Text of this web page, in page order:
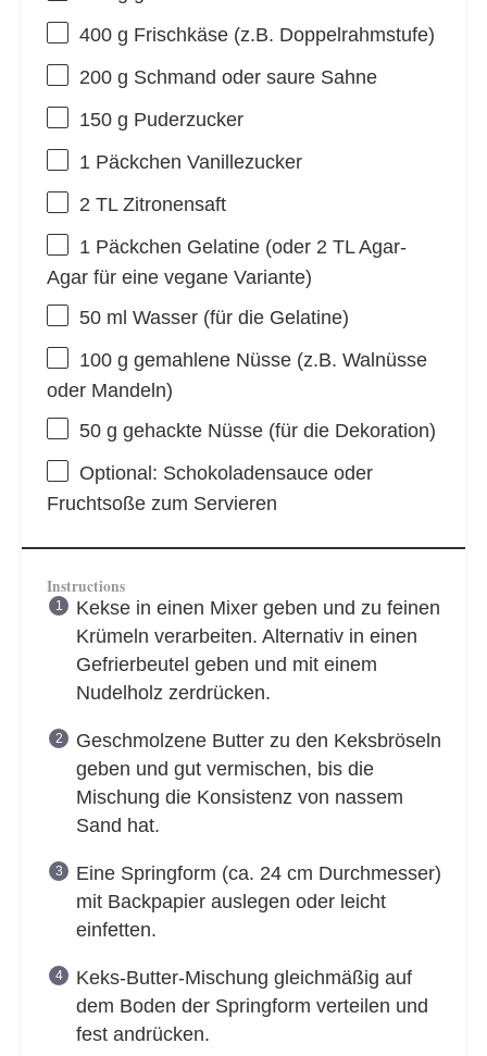
400 g Frischkäse (z.B. Doppelrahmstufe)
200 g Schmand oder saure Sahne
150 g Puderzucker
1Päckchen Vanillezucker
2 TL Zitronensaft
1Päckchen Gelatine (oder 2 TL Agar-
Agar für eine vegane Variante)
50ml Wasser (für die Gelatine)
100 g gemahlene Nüsse (z.B. Walnüsse
oder Mandeln)
50 g gehackte Nüsse (für die Dekoration)
Optional: Schokoladensauce oder
Fruchtsoße zum Servieren
Instructions
Kekse in einen Mixer geben und zu feinen
Krümeln verarbeiten. Alternativ in einen
Gefrierbeutel geben und mit einem
Nudelholz zerdrücken.
Geschmolzene Butter zu den Keksbröseln
geben und gut vermischen, bis die
Mischung die Konsistenz von nassem
Sand hat.
Eine Springform (ca. 24 cm Durchmesser)
mit Backpapier auslegen oder leicht
einfetten.
Keks-Butter-Mischung gleichmäßig auf
dem Boden der Springform verteilen und
fest andrücken.